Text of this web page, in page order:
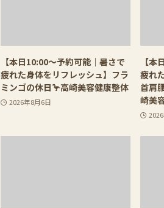
【本日10:00〜予約可能｜暑さで
疲れた身体をリフレッシュ】フラ
ミンゴの休日🦩高崎美容健康整体
2026年8月6日
【
疲れ
首肩
崎美